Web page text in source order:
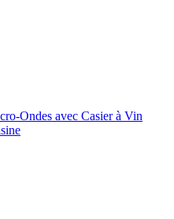
Ondes avec Casier à Vin